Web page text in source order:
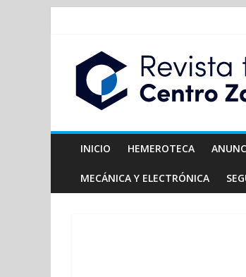
INICIO HEMEROTECA
MECÁNICA Y ELECTRÓNICA